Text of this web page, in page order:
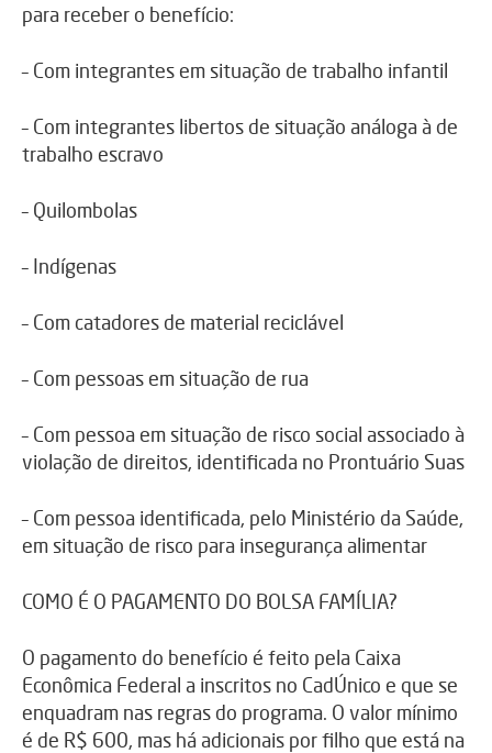
para receber o benefício:
– Com integrantes em situação de trabalho infantil
– Com integrantes libertos de situação análoga à de
trabalho escravo
– Quilombolas
– Indígenas
– Com catadores de material reciclável
– Com pessoas em situação de rua
– Com pessoa em situação de risco social associado à
violação de direitos, identificada no Prontuário Suas
– Com pessoa identificada, pelo Ministério da Saúde,
em situação de risco para insegurança alimentar
COMO É O PAGAMENTO DO BOLSA FAMÍLIA?
O pagamento do benefício é feito pela Caixa
Econômica Federal a inscritos no CadÚnico e que se
enquadram nas regras do programa. O valor mínimo
é de R$ 600, mas há adicionais por filho que está na